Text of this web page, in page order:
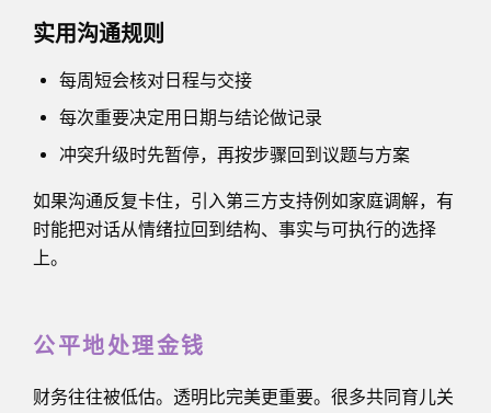
实用沟通规则
每周短会核对日程与交接
每次重要决定用日期与结论做记录
冲突升级时先暂停，再按步骤回到议题与方案
如果沟通反复卡住，引入第三方支持例如家庭调解，有
时能把对话从情绪拉回到结构、事实与可执行的选择
上。
公平地处理金钱
财务往往被低估。透明比完美更重要。很多共同育儿关